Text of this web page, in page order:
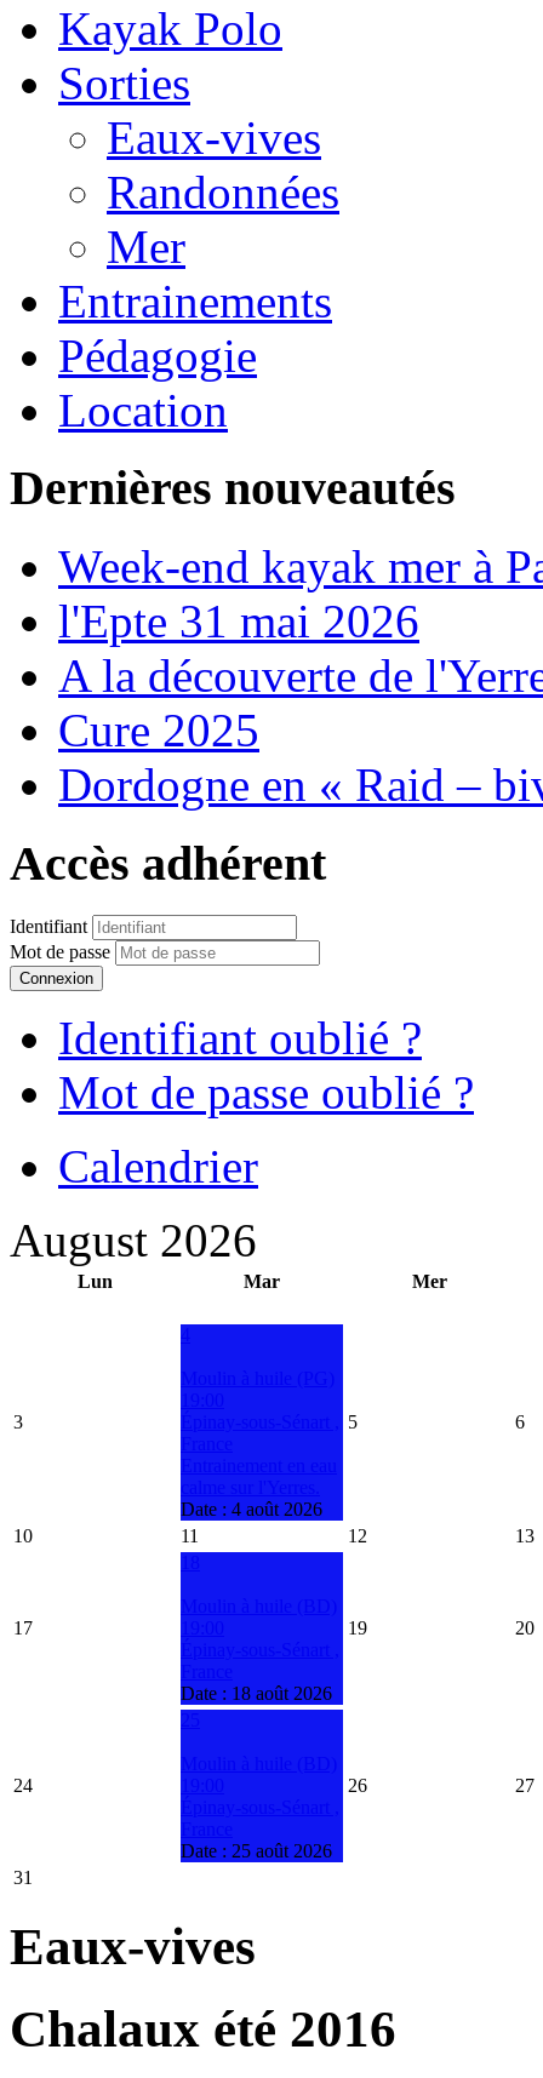
Kayak Polo
Sorties
Eaux-vives
Randonnées
Mer
Entrainements
Pédagogie
Location
Dernières nouveautés
Week-end kayak mer à
l'Epte 31 mai 2026
A la découverte de
Cure 2025
Dordogne en « Raid –
Accès adhérent
Identifiant
Mot de passe
Connexion
Identifiant oublié ?
Mot de passe oublié ?
Calendrier
August 2026
Lun Mar Mer
3
Date : 4 août 2026
5 6
10 11 12 13
17
Date : 18 août 2026
19 20
24
Date : 25 août 2026
26 27
31
Eaux-vives
Chalaux été 2016